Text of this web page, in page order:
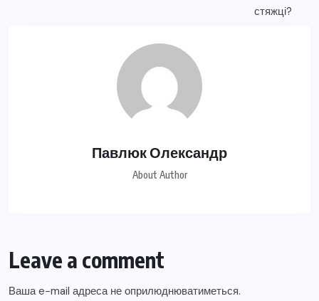
Павлюк Олександр
About Author
Leave a comment
Ваша e-mail адреса не оприлюднюватиметься.